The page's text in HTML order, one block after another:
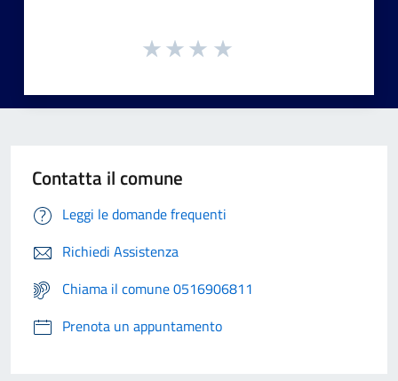
Contatta il comune
Leggi le domande frequenti
Richiedi Assistenza
Chiama il comune 0516906811
Prenota un appuntamento